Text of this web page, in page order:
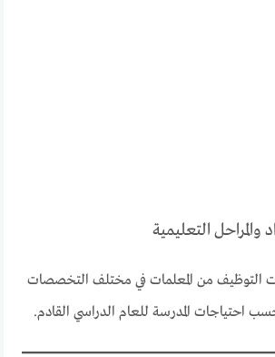
والمراحل التعليمية
التوظيف من المعلمات في مختلف التخصصات
احتياجات المدرسة للعام الدراسي القادم.